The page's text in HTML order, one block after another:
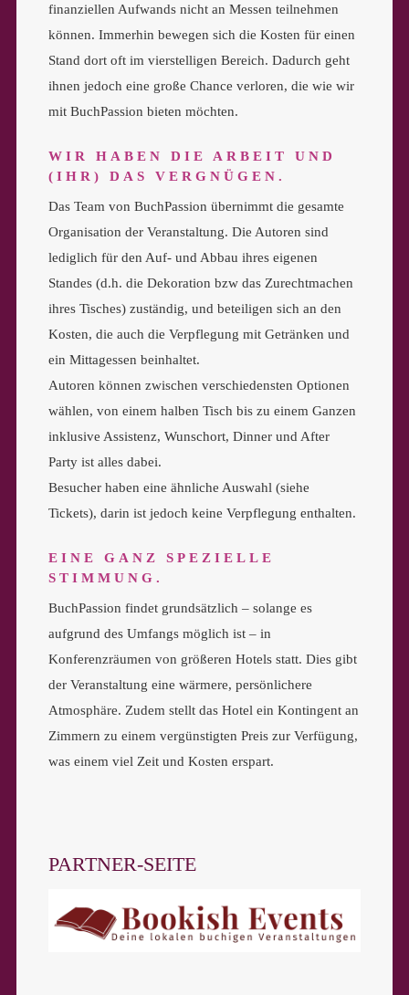
finanziellen Aufwands nicht an Messen teilnehmen
können. Immerhin bewegen sich die Kosten für einen
Stand dort oft im vierstelligen Bereich. Dadurch geht
ihnen jedoch eine große Chance verloren, die wie wir
mit BuchPassion bieten möchten.
WIR HABEN DIE ARBEIT UND
(IHR) DAS VERGNÜGEN.
Das Team von BuchPassion übernimmt die gesamte
Organisation der Veranstaltung. Die Autoren sind
lediglich für den Auf- und Abbau ihres eigenen
Standes (d.h. die Dekoration bzw das Zurechtmachen
ihres Tisches) zuständig, und beteiligen sich an den
Kosten, die auch die Verpflegung mit Getränken und
ein Mittagessen beinhaltet.
Autoren können zwischen verschiedensten Optionen
wählen, von einem halben Tisch bis zu einem Ganzen
inklusive Assistenz, Wunschort, Dinner und After
Party ist alles dabei.
Besucher haben eine ähnliche Auswahl (siehe
Tickets), darin ist jedoch keine Verpflegung enthalten.
EINE GANZ SPEZIELLE
STIMMUNG.
BuchPassion findet grundsätzlich – solange es
aufgrund des Umfangs möglich ist – in
Konferenzräumen von größeren Hotels statt. Dies gibt
der Veranstaltung eine wärmere, persönlichere
Atmosphäre. Zudem stellt das Hotel ein Kontingent an
Zimmern zu einem vergünstigten Preis zur Verfügung,
was einem viel Zeit und Kosten erspart.
PARTNER-SEITE